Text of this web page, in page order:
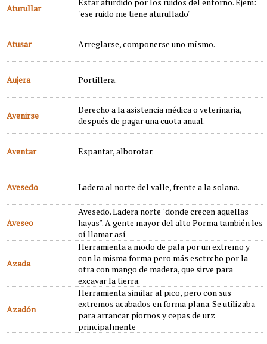
Aturullar
"ese ruido me tiene aturullado"
Atusar Arreglarse, componerse uno mísmo.
Aujera Portillera.
Avenirse
Derecho a la asistencia médica o veterinaria,
después de pagar una cuota anual.
Aventar Espantar, alborotar.
Avesedo Ladera al norte del valle, frente a la solana.
Aveseo
Avesedo. Ladera norte "donde crecen aquellas
hayas". A gente mayor del alto Porma también les
oí llamar así
Azada
Herramienta a modo de pala por un extremo y
con la misma forma pero más esctrcho por la
otra con mango de madera, que sirve para
excavar la tierra.
Azadón
Herramienta similar al pico, pero con sus
extremos acabados en forma plana. Se utilizaba
para arrancar piornos y cepas de urz
principalmente